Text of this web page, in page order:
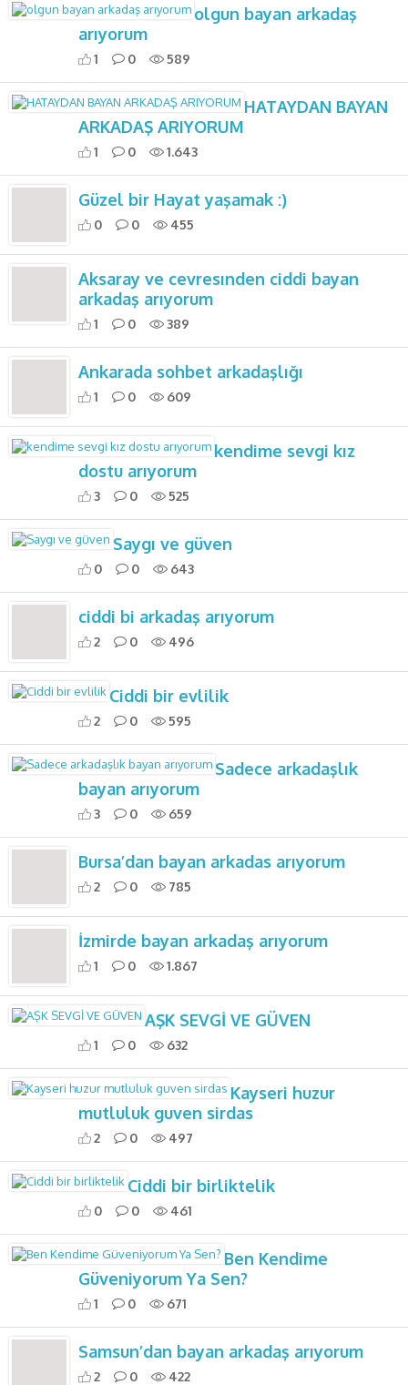
olgun bayan arkadaş
arıyorum
1 0 589
HATAYDAN BAYAN
ARKADAŞ ARIYORUM
1 0 1.643
Güzel bir Hayat yaşamak :)
0 0 455
Aksaray ve cevresınden ciddi bayan
arkadaş arıyorum
1 0 389
Ankarada sohbet arkadaşlığı
1 0 609
kendime sevgi kız
dostu arıyorum
3 0 525
Saygı ve güven
0 0 643
ciddi bi arkadaş arıyorum
2 0 496
Ciddi bir evlilik
2 0 595
Sadece arkadaşlık
bayan arıyorum
3 0 659
Bursa’dan bayan arkadas arıyorum
2 0 785
İzmirde bayan arkadaş arıyorum
1 0 1.867
AŞK SEVGİ VE GÜVEN
1 0 632
Kayseri huzur
mutluluk guven sirdas
2 0 497
Ciddi bir birliktelik
0 0 461
Ben Kendime
Güveniyorum Ya Sen?
1 0 671
Samsun’dan bayan arkadaş arıyorum
2 0 422